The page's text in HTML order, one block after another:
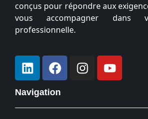
conçus pour répondre aux
vous accompagner dans
professionnelle.
Navigation